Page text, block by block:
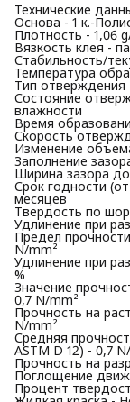
Технические
Основа - 1 к.-
Плотность - 1,06
Вязкость клея -
Стабильность/
Температура
Тип
Состояние
влажности
Время
Скорость
Изменение
Заполнение
Ширина зазора
Срок годности
месяцев
Твердость по
Удлинение при
Предел
N/mm²
Удлинение при
%
Значение
0,7 N/mm²
Прочность на
N/mm²
Средняя
ASTM D 12) - 0,7
Прочность на
Поглощение
Процент